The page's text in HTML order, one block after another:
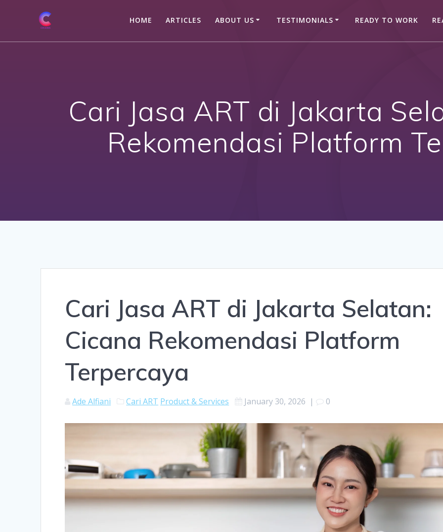
HOME ARTICLES ABOUT US TESTIMONIALS READY TO WORK
Cari Jasa ART di Jakarta
Rekomendasi Platform
Cari Jasa ART di Jakarta Selatan:
Cicana Rekomendasi Platform
Terpercaya
Ade Alfiani Cari ART Product & Services January 30, 2026 | 0